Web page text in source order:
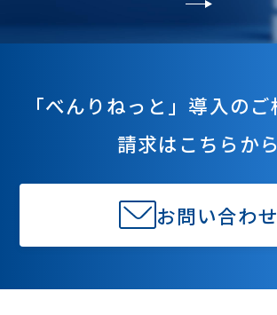
「べんりねっと」導入の
請求はこちらから
お問い合わせ